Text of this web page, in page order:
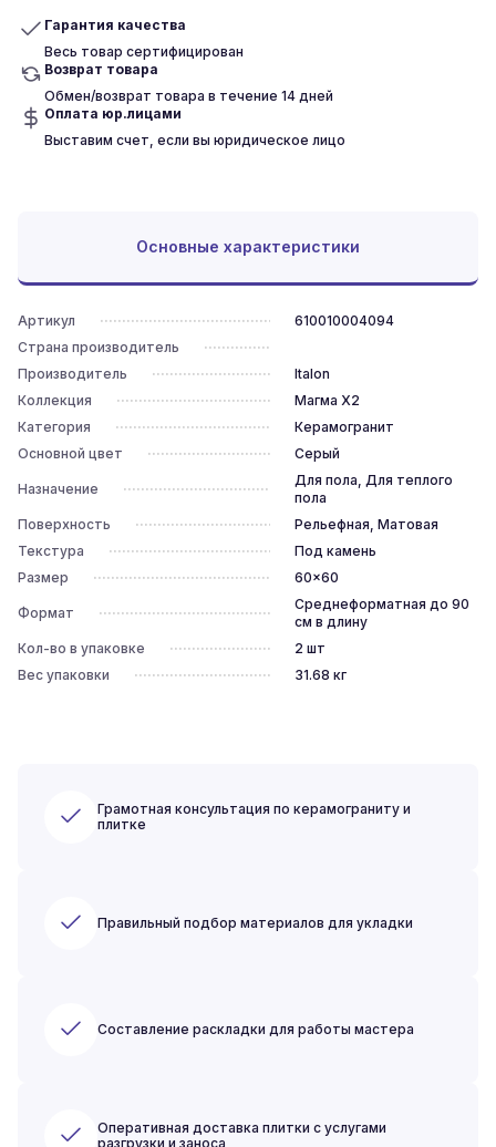
Гарантия качества
Весь товар сертифицирован
Возврат товара
Обмен/возврат товара в течение 14 дней
Оплата юр.лицами
Выставим счет, если вы юридическое лицо
Основные характеристики
Артикул
610010004094
Страна производитель
Производитель
Italon
Коллекция
Магма X2
Категория
Керамогранит
Основной цвет
Серый
Назначение
Для пола, Для теплого
пола
Поверхность
Рельефная, Матовая
Текстура
Под камень
Размер
60x60
Формат
Среднеформатная до 90
см в длину
Кол-во в упаковке
2 шт
Вес упаковки
31.68 кг
Грамотная консультация по керамограниту и
плитке
Правильный подбор материалов для укладки
Составление раскладки для работы мастера
Оперативная доставка плитки с услугами
разгрузки и заноса